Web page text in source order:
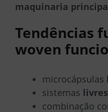
maquinaria
Tendências
woven
microcápsulas
sistemas
combinação